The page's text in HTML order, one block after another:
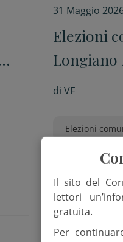
31 Maggio
Elezioni
Longiano
“Noi ci
di VF
Elezioni
Il sito del
lettori
gratuita.
Per